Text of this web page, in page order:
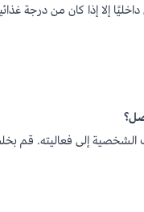
إلا إذا كان من درجة
الشخصية إلى فعاليته. قم